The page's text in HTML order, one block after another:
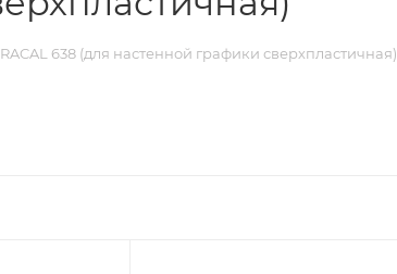
638 (для настенной графики сверхпластичная)